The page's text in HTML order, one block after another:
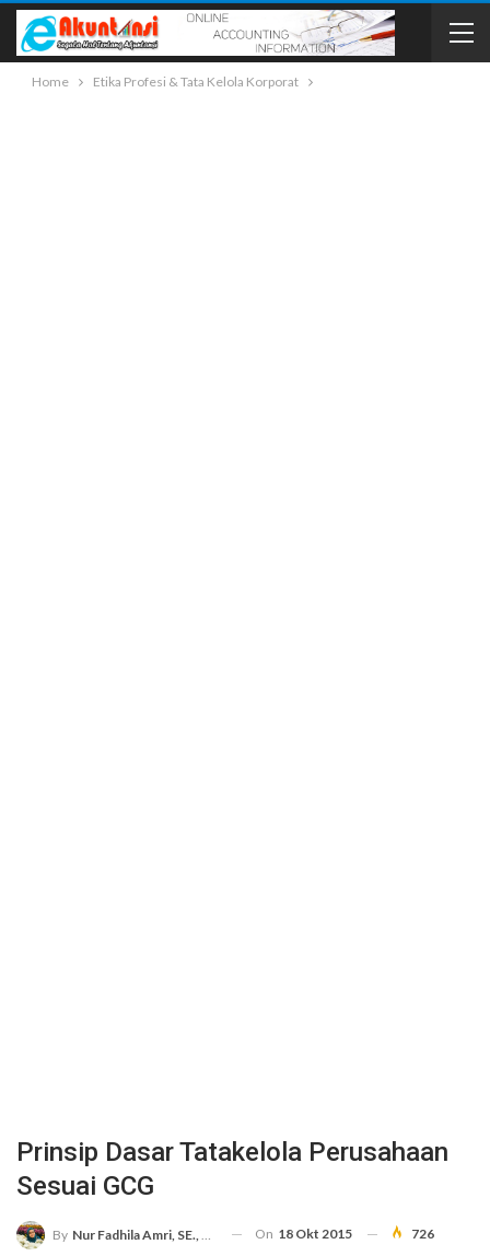
Home Etika Profesi & Tata Kelola Korporat
Prinsip Dasar Tatakelola Perusahaan
Sesuai GCG
By Nur Fadhila Amri, SE., Ak., M.Si On 18 Okt 2015 726